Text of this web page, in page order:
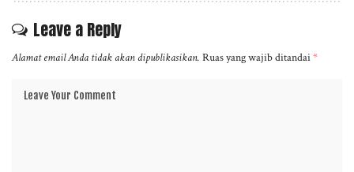
Leave a Reply
Alamat email Anda tidak akan dipublikasikan. Ruas yang wajib ditandai*